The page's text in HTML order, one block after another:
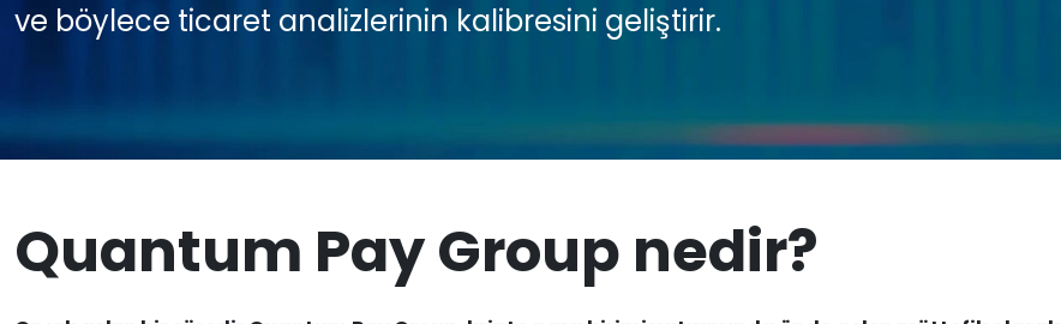
ve böylece ticaret analizlerinin kalibresini geliştirir.
Quantum Pay Group nedir?